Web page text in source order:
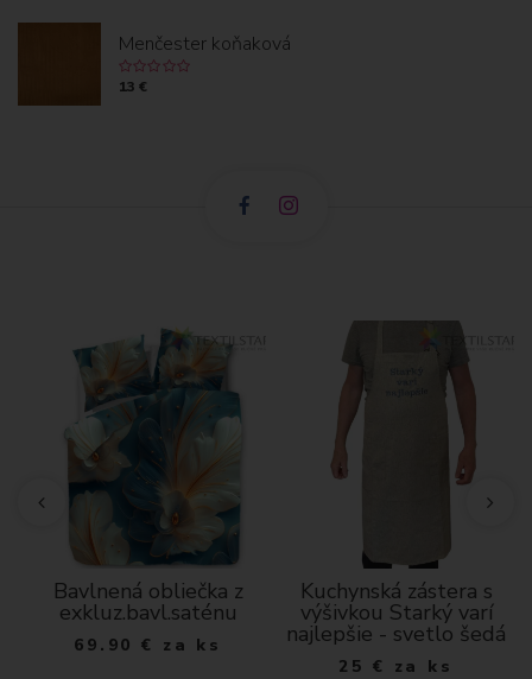
Menčester koňaková
13 €
Bavlnená obliečka z
exkluz.bavl.saténu
69.90 € za ks
Kuchynská zástera s
výšivkou Starký varí
najlepšie - svetlo šedá
25 € za ks